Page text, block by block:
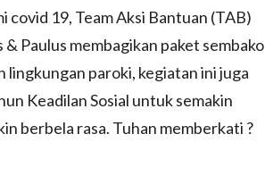
covid 19, Team Aksi Bantuan (TAB)
Paulus membagikan paket sembako
lingkungan paroki, kegiatan ini juga
Keadilan Sosial untuk semakin
berbela rasa. Tuhan memberkati ?